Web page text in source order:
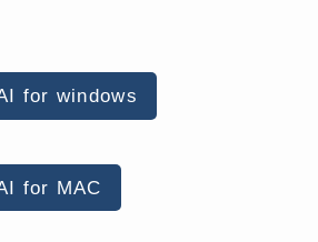
for windows
for MAC